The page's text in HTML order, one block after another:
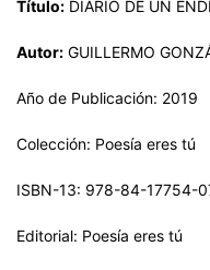
Título: DIARIO DE UN
Autor: GUILLERMO
Año de Publicación: 2019
Colección: Poesía eres tú
ISBN-13: 978-84-17754-
Editorial: Poesía eres tú